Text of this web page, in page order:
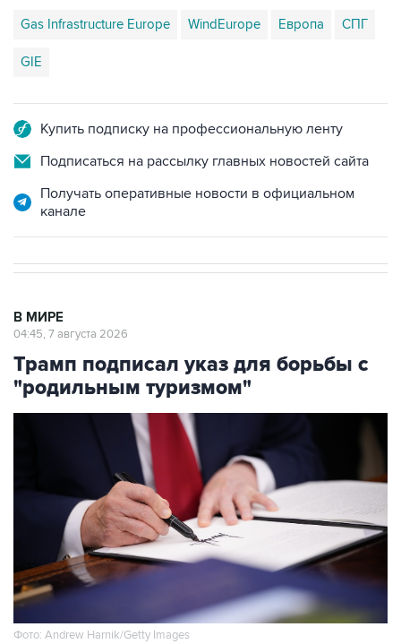
Gas Infrastructure Europe WindEurope Европа СПГ
GIE
Купить подписку на профессиональную ленту
Подписаться на рассылку главных новостей сайта
Получать оперативные новости в официальном
канале
В МИРЕ
04:45, 7 августа 2026
Трамп подписал указ для борьбы с
"родильным туризмом"
Фото: Andrew Harnik/Getty Images